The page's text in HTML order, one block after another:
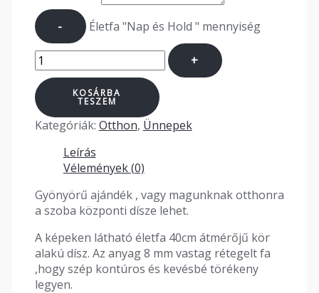
- Életfa "Nap és Hold " mennyiség
+
KOSÁRBA
TESZEM
Kategóriák: Otthon, Ünnepek
Leírás
Vélemények (0)
Gyönyörű ajándék , vagy magunknak otthonra
a szoba központi dísze lehet.
A képeken látható életfa 40cm átmérőjű kör
alakú dísz. Az anyag 8 mm vastag rétegelt fa
,hogy szép kontúros és kevésbé törékeny
legyen.